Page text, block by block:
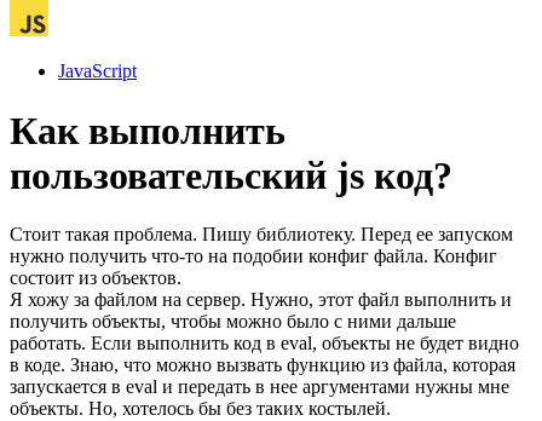
JavaScript
Как выполнить
пользовательский js код?
Стоит такая проблема. Пишу библиотеку. Перед ее запуском
нужно получить что-то на подобии конфиг файла. Конфиг
состоит из объектов.
Я хожу за файлом на сервер. Нужно, этот файл выполнить и
получить объекты, чтобы можно было с ними дальше
работать. Если выполнить код в eval, объекты не будет видно
в коде. Знаю, что можно вызвать функцию из файла, которая
запускается в eval и передать в нее аргументами нужны мне
объекты. Но, хотелось бы без таких костылей.